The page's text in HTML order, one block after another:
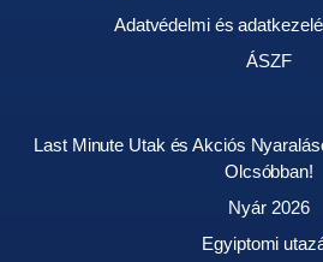
Adatvédelmi és
ÁSZF
Last Minute Utak és Akciós
Olcsóbban!
Nyár 2026
Egyiptomi